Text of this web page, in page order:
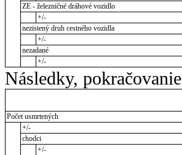
ZE - železničné dráhové vozidlo
+/-
nezistený druh cestného vozidla
+/-
nezadané
+/-
Následky, pokračovanie
Počet usmrtených
+/-
chodci
+/-